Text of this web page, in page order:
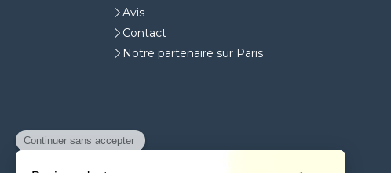
Avis
Contact
Notre partenaire sur Paris